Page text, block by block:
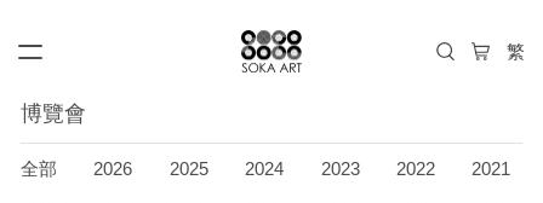
博覽會
全部 2026 2025 2024 2023 2022 2021